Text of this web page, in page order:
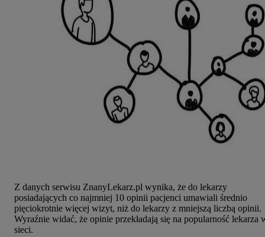
Z danych serwisu ZnanyLekarz.pl wynika, że do lekarzy
posiadających co najmniej 10 opinii pacjenci umawiali średnio
pięciokrotnie więcej wizyt, niż do lekarzy z mniejszą liczbą opinii.
Wyraźnie widać, że opinie przekładają się na popularność lekarza
sieci.